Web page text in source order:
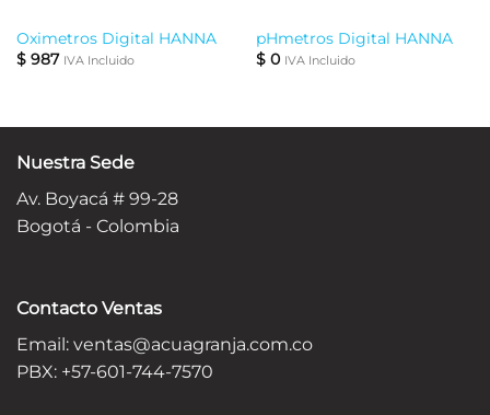
Oximetros Digital HANNA
$987 IVA Incluido
pHmetros Digital HANNA
$0 IVA Incluido
Nuestra Sede
Av. Boyacá # 99-28
Bogotá - Colombia
Contacto Ventas
Email: ventas@acuagranja.com.co
PBX: +57-601-744-7570